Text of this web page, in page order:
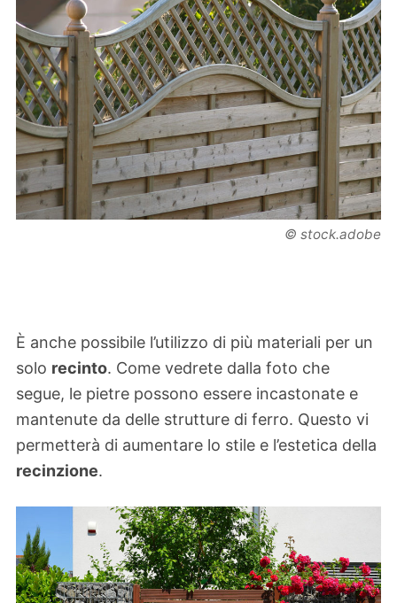
© stock.adobe
È anche possibile l’utilizzo di più materiali per un
solo recinto. Come vedrete dalla foto che
segue, le pietre possono essere incastonate e
mantenute da delle strutture di ferro. Questo vi
permetterà di aumentare lo stile e l’estetica della
recinzione.